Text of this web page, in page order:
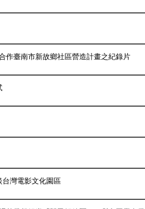
作臺南市新故鄉社區營造計畫之紀錄片
灣電影文化園區